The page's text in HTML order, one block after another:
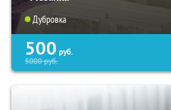
Дубровка
500 руб.
5000руб.